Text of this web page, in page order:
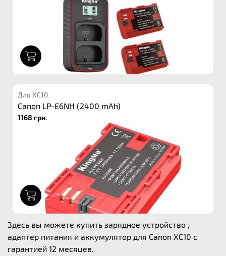
Для XC10
Canon LP-E6NH (2400 mAh)
1168 грн.
Здесь вы можете купить зарядное устройство ,
адаптер питания и аккумулятор для Canon XC10 с
гарантией 12 месяцев.